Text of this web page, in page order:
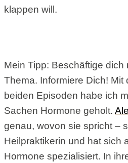
klappen will.
Mein Tipp: Beschäftige dich
Thema. Informiere Dich! Mit
beiden Episoden habe ich
Sachen Hormone geholt. ​​
genau, wovon sie spricht –
Heilpraktikerin und hat sich
Hormone spezialisiert. In